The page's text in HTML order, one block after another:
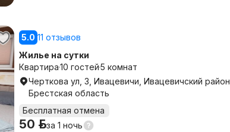
5.0 11 отзывов
Жилье на сутки
Квартира10 гостей5 комнат
Черткова ул, 3, Ивацевичи, Ивацевичский район,
Брестская область
Бесплатная отмена
50 р.за 1 ночь